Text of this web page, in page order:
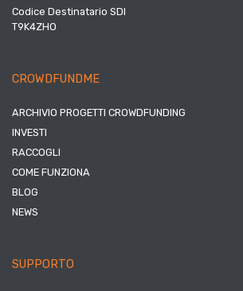
Codice Destinatario SDI
T9K4ZHO
CROWDFUNDME
ARCHIVIO PROGETTI CROWDFUNDING
INVESTI
RACCOGLI
COME FUNZIONA
BLOG
NEWS
SUPPORTO